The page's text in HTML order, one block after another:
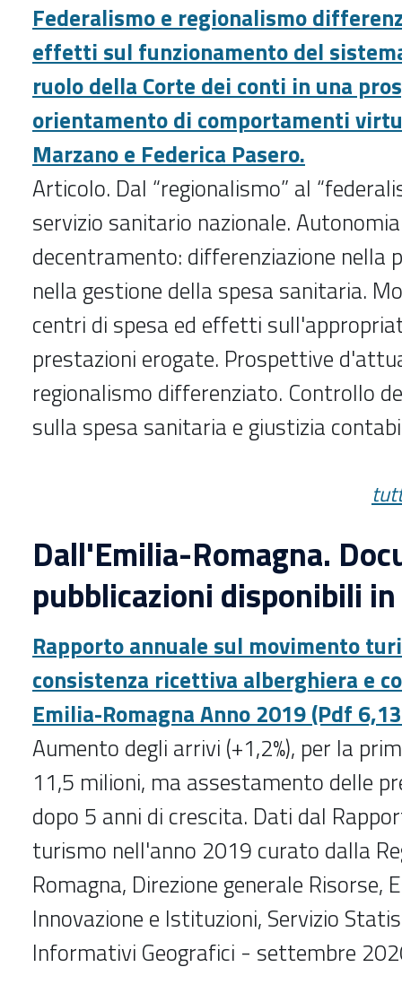
Federalismo e regionalismo
effetti sul funzionamento del
ruolo della Corte dei conti in una
orientamento di comportamenti
Marzano e Federica Pasero.
Articolo. Dal “regionalismo” al
servizio sanitario nazionale.
decentramento: differenziazione nella
nella gestione della spesa sanitaria.
centri di spesa ed effetti
prestazioni erogate. Prospettive
regionalismo differenziato. Controllo
sulla spesa sanitaria e giustizia
Dall'Emilia-Romagna.
pubblicazioni disponibili
Rapporto annuale sul movimento
consistenza ricettiva alberghiera e
Emilia-Romagna Anno 2019 (Pdf
Aumento degli arrivi (+1,2%), per la
11,5 milioni, ma assestamento delle
dopo 5 anni di crescita. Dati dal
turismo nell'anno 2019 curato dalla
Romagna, Direzione generale Risorse,
Innovazione e Istituzioni, Servizio
Informativi Geografici - settembre